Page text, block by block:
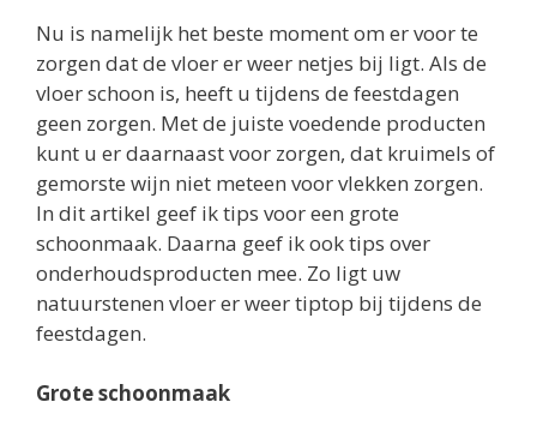
Nu is namelijk het beste moment om er voor te
zorgen dat de vloer er weer netjes bij ligt. Als de
vloer schoon is, heeft u tijdens de feestdagen
geen zorgen. Met de juiste voedende producten
kunt u er daarnaast voor zorgen, dat kruimels of
gemorste wijn niet meteen voor vlekken zorgen.
In dit artikel geef ik tips voor een grote
schoonmaak. Daarna geef ik ook tips over
onderhoudsproducten mee. Zo ligt uw
natuurstenen vloer er weer tiptop bij tijdens de
feestdagen.
Grote schoonmaak